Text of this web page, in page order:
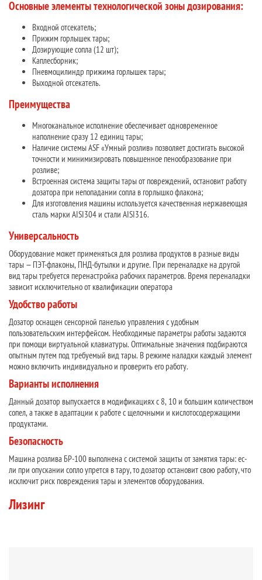
Основные элементы технологической зоны дозирования:
Входной отсекатель;
Прижим горлышек тары;
Дозирующие сопла (12 шт);
Каплесборник;
Пневмоцилиндр прижима горлышек тары;
Выходной отсекатель.
Преимущества
Многоканальное исполнение обеспечивает одновременное
наполнение сразу 12 единиц тары;
Наличие системы ASF «Умный розлив» позволяет достигать высокой
точности и минимизировать повышенное пенообразование при
розливе;
Встроенная система защиты тары от повреждений, остановит работу
дозатора при непопадании сопла в горлышко флакона;
Для изготовления машины используется качественная нержавеющая
сталь марки AISI304 и стали AISI316.
Универсальность
Оборудование может применяться для розлива продуктов в разные виды
тары — ПЭТ-флаконы, ПНД-бутылки и другие. При переналадке на другой
вид тары требуется перенастройка рабочих параметров. Время переналадки
зависит исключительно от квалификации оператора
Удобство работы
Дозатор оснащен сенсорной панелью управления с удобным
пользовательским интерфейсом. Необходимые параметры работы задаются
при помощи виртуальной клавиатуры. Оптимальные значения подбираются
опытным путем под требуемый вид тары. В режиме наладки каждый элемент
можно включить индивидуально и проверить его работу.
Варианты исполнения
Данный дозатор выпускается в модификациях с 8, 10 и большим количеством
сопел, а также в адаптации к работе с щелочными и кислотосодержащими
продуктами.
Безопасность
Машина розлива БР-100 выполнена с системой защиты от замятия тары: ес-
ли при опускании сопло упрется в тару, то дозатор остановит свою работу, что
исключит риск повреждения тары и элементов оборудования.
Лизинг